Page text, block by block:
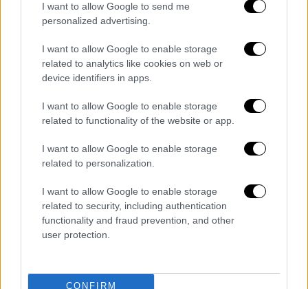
I want to allow Google to send me
personalized advertising.
I want to allow Google to enable storage
related to analytics like cookies on web or
device identifiers in apps.
I want to allow Google to enable storage
related to functionality of the website or app.
I want to allow Google to enable storage
related to personalization.
I want to allow Google to enable storage
related to security, including authentication
functionality and fraud prevention, and other
user protection.
CONFIRM
Μπουαγέ από το να εκφράσει ανοιχτά την
στήριξη της χώρας του στον ελληνικό λαό
και τον δίκαιο αγώνα του. Ο αϊτινός
πρόεδρος ήταν ο μόνος που απάντησε
θετικά στην επιστολή που είχε αποστείλει ο
Αδαμάντιος Κοραής και οι υπόλοιποι
επιφανείς Έλληνες στην παγκόσμια
Ο Μπουαγιέ, με απαντητική επιστολή στις 15
των Ελλήνων γι’ αυτοδιάθεση και έγραψε
θερμά λόγια για την Επανάσταση. Το γεγονός
αποτέλεσε την πρώτη επίσημη αναγνώριση
ενθουσιασμό μάθαμε ότι η Ελλάδα